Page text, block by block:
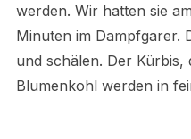
werden. Wir hatten sie
Minuten im Dampfgarer.
und schälen. Der Kürbis,
Blumenkohl werden in